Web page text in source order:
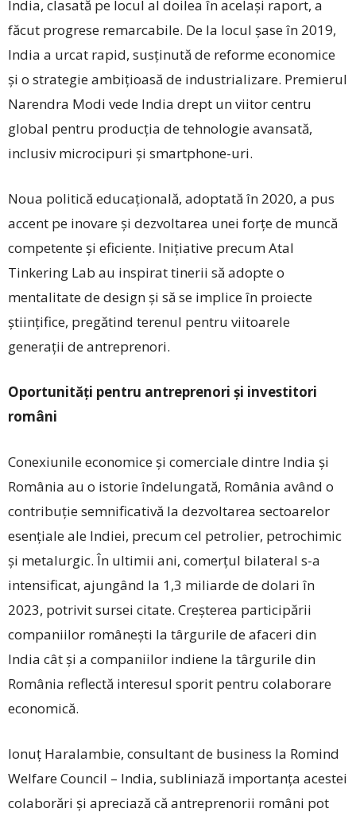
India, clasată pe locul al doilea în același raport, a
făcut progrese remarcabile. De la locul șase în 2019,
India a urcat rapid, susținută de reforme economice
și o strategie ambițioasă de industrializare. Premierul
Narendra Modi vede India drept un viitor centru
global pentru producția de tehnologie avansată,
inclusiv microcipuri și smartphone-uri.
Noua politică educațională, adoptată în 2020, a pus
accent pe inovare și dezvoltarea unei forțe de muncă
competente și eficiente. Inițiative precum Atal
Tinkering Lab au inspirat tinerii să adopte o
mentalitate de design și să se implice în proiecte
științifice, pregătind terenul pentru viitoarele
generații de antreprenori.
Oportunități pentru antreprenori și investitori
români
Conexiunile economice și comerciale dintre India și
România au o istorie îndelungată, România având o
contribuție semnificativă la dezvoltarea sectoarelor
esențiale ale Indiei, precum cel petrolier, petrochimic
și metalurgic. În ultimii ani, comerțul bilateral s-a
intensificat, ajungând la 1,3 miliarde de dolari în
2023, potrivit sursei citate. Creșterea participării
companiilor românești la târgurile de afaceri din
India cât și a companiilor indiene la târgurile din
România reflectă interesul sporit pentru colaborare
economică.
Ionuț Haralambie, consultant de business la Romind
Welfare Council – India, subliniază importanța acestei
colaborări și apreciază că antreprenorii români pot